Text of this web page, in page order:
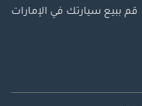
قم ببيع سيارتك في الإمارات